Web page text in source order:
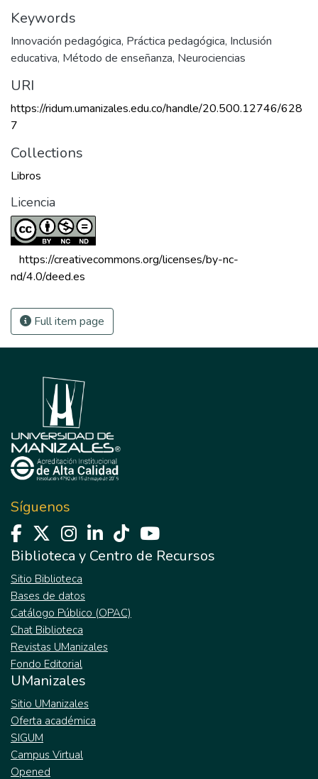
Keywords
Innovación pedagógica, Práctica pedagógica, Inclusión
educativa, Método de enseñanza, Neurociencias
URI
https://ridum.umanizales.edu.co/handle/20.500.12746/628
7
Collections
Libros
Licencia
https://creativecommons.org/licenses/by-nc-
nd/4.0/deed.es
Full item page
Síguenos
Biblioteca y Centro de Recursos
Sitio Biblioteca
Bases de datos
Catálogo Público (OPAC)
Chat Biblioteca
Revistas UManizales
Fondo Editorial
UManizales
Sitio UManizales
Oferta académica
SIGUM
Campus Virtual
Opened